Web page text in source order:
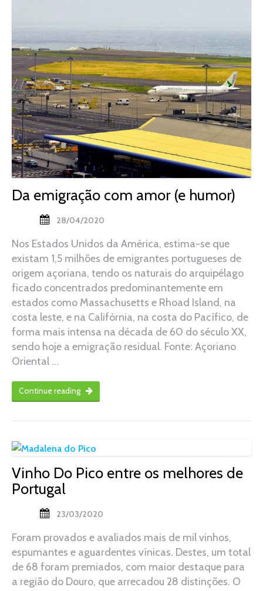
Da emigração com amor (e humor)
28/04/2020
Nos Estados Unidos da América, estima-se que
existam 1,5 milhões de emigrantes portugueses de
origem açoriana, tendo os naturais do arquipélago
ficado concentrados predominantemente em
estados como Massachusetts e Rhoad Island, na
costa leste, e na Califórnia, na costa do Pacífico, de
forma mais intensa na década de 60 do século XX,
sendo hoje a emigração residual. Fonte: Açoriano
Oriental …
Continue reading
Vinho Do Pico entre os melhores de
Portugal
23/03/2020
Foram provados e avaliados mais de mil vinhos,
espumantes e aguardentes vínicas. Destes, um total
de 68 foram premiados, com maior destaque para
a região do Douro, que arrecadou 28 distinções. O